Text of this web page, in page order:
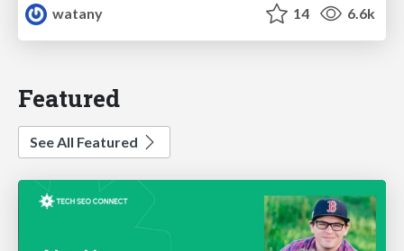
watany
14 6.6k
Featured
See All Featured